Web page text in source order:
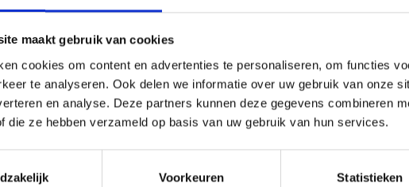
maakt gebruik van cookies
cookies om content en advertenties te personaliseren, om functies
te analyseren. Ook delen we informatie over uw gebruik van onze
en analyse. Deze partners kunnen deze gegevens combineren
die ze hebben verzameld op basis van uw gebruik van hun services.
Voorkeuren Statistieken